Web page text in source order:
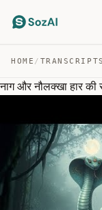
HOME / TRANSCRIPTS
नाग और नौलक्खा हार